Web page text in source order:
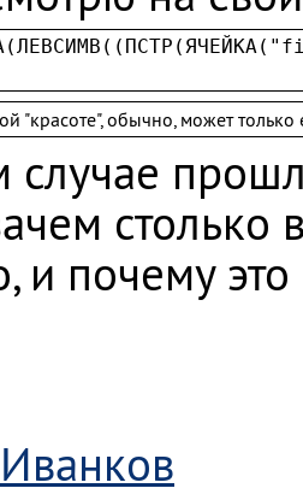
"красоте", обычно, может
случае
и почему